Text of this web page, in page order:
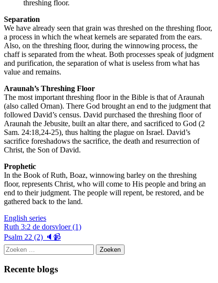
threshing floor.
Separation
We have already seen that grain was threshed on the threshing floor,
a process in which the wheat kernels are separated from the ears.
Also, on the threshing floor, during the winnowing process, the
chaff is separated from the wheat. Both processes speak of judgment
and purification, the separation of what is useless from what has
value and remains.
Araunah’s Threshing Floor
The most important threshing floor in the Bible is that of Araunah
(also called Ornan). There God brought an end to the judgment that
followed David’s census. David purchased the threshing floor of
Araunah the Jebusite, built an altar there, and sacrificed to God (2
Sam. 24:18,24-25), thus halting the plague on Israel. David’s
sacrifice foreshadows the sacrifice, the death and resurrection of
Christ, the Son of David.
Prophetic
In the Book of Ruth, Boaz, winnowing barley on the threshing
floor, represents Christ, who will come to His people and bring an
end to their judgment. The people will repent, be restored, and be
gathered back to the land.
English series
Berichtnavigatie
Ruth 3:2 de dorsvloer (1)
Psalm 22 (2) 🔈📹
Zoeken
naar:
Recente blogs